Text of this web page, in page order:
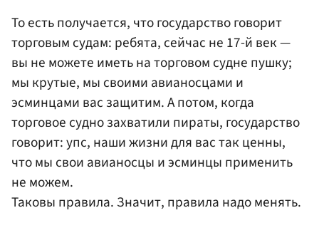
То есть получается, что государство говорит
торговым судам: ребята, сейчас не 17-й век —
вы не можете иметь на торговом судне пушку;
мы крутые, мы своими авианосцами и
эсминцами вас защитим. А потом, когда
торговое судно захватили пираты, государство
говорит: упс, наши жизни для вас так ценны,
что мы свои авианосцы и эсминцы применить
не можем.
Таковы правила. Значит, правила надо менять.